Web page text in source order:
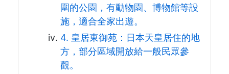
圍的公園，有動物園、博物館等設
施，適合全家出遊。
4. 皇居東御苑：日本天皇居住的地
方，部分區域開放給一般民眾參
觀。